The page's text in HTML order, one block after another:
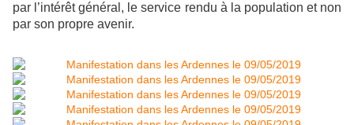
par l’intérêt général, le service rendu à la population et non
par son propre avenir.